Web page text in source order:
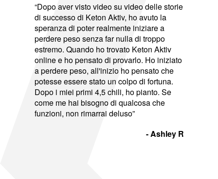
“Dopo aver visto video su video delle storie
di successo di Keton Aktiv, ho avuto la
speranza di poter realmente iniziare a
perdere peso senza far nulla di troppo
estremo. Quando ho trovato Keton Aktiv
online e ho pensato di provarlo. Ho iniziato
a perdere peso, all'inizio ho pensato che
potesse essere stato un colpo di fortuna.
Dopo i miei primi 4,5 chili, ho pianto. Se
come me hai bisogno di qualcosa che
funzioni, non rimarrai deluso”
- Ashley R